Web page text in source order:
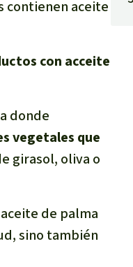
contienen aceite
con acceite
donde
vegetales que
girasol, oliva o
de palma
sino también